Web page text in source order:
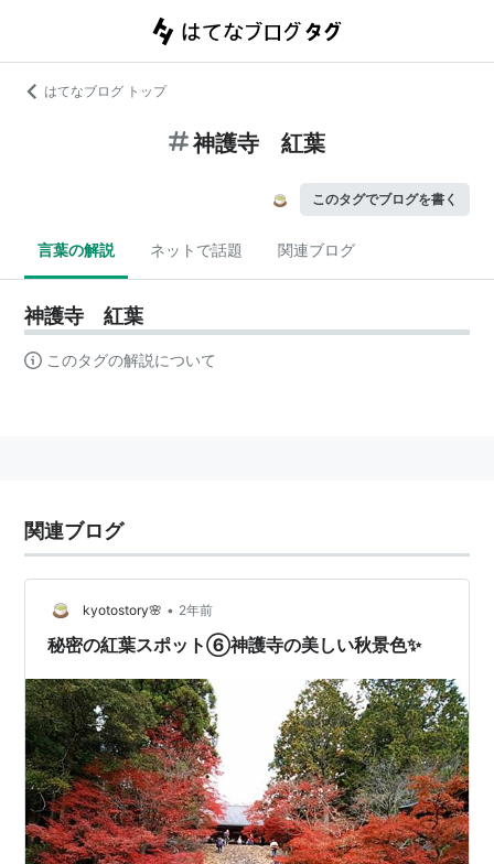
はてなブログ トップ
神護寺 紅葉
このタグでブログを書く
言葉の解説 ネットで話題 関連ブログ
神護寺 紅葉
このタグの解説について
関連ブログ
kyotostory🌸 • 2年前
秘密の紅葉スポット⑥神護寺の美しい秋景色✨